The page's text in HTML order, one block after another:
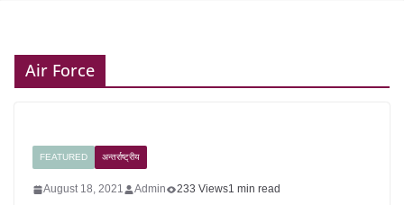
Air Force
FEATURED अन्तर्राष्ट्रीय
August 18, 2021 Admin 233 Views1 min read